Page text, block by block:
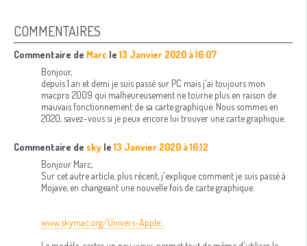
COMMENTAIRES
Commentaire de Marc le13 Janvier 2020 à 16:07
Bonjour,
depuis 1 an et demi je suis passé sur PC mais j'ai toujours mon
macpro 2009 qui malheureusement ne tourne plus en raison de
mauvais fonctionnement de sa carte graphique. Nous sommes en
2020, savez-vous si je peux encore lui trouver une carte graphique.
Commentaire de sky le13 Janvier 2020 à 16:12
Bonjour Marc,
Sur cet autre article, plus récent, j'explique comment je suis passé à
Mojave, en changeant une nouvelle fois de carte graphique.
www.skymac.org/Univers-Apple...